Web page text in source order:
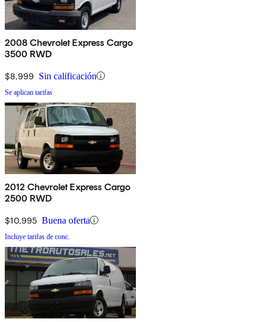
2008 Chevrolet Express Cargo
3500 RWD
$8,999 Sin calificación
Se aplican tarifas
2012 Chevrolet Express Cargo
2500 RWD
$10,995 Buena oferta
Incluye tarifas de conc.